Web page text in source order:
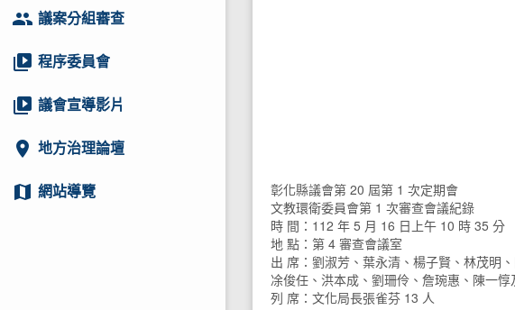
group 議案分組審查
video_library 程序委員會
video_library 議會宣導影片
location_on 地方治理論壇
map 網站導覽
彰化縣議會第 20 屆第 1 次定期會
文教環衛委員會第 1 次審查會議紀錄
時 間：112 年 5 月 16 日上午 10 時 35 分
地 點：第 4 審查會議室
出 席：劉淑芳、葉永清、楊子賢、林茂明
凃俊任、洪本成、劉珊伶、詹琬惠、陳一惇
列 席：文化局長張雀芬 13 人